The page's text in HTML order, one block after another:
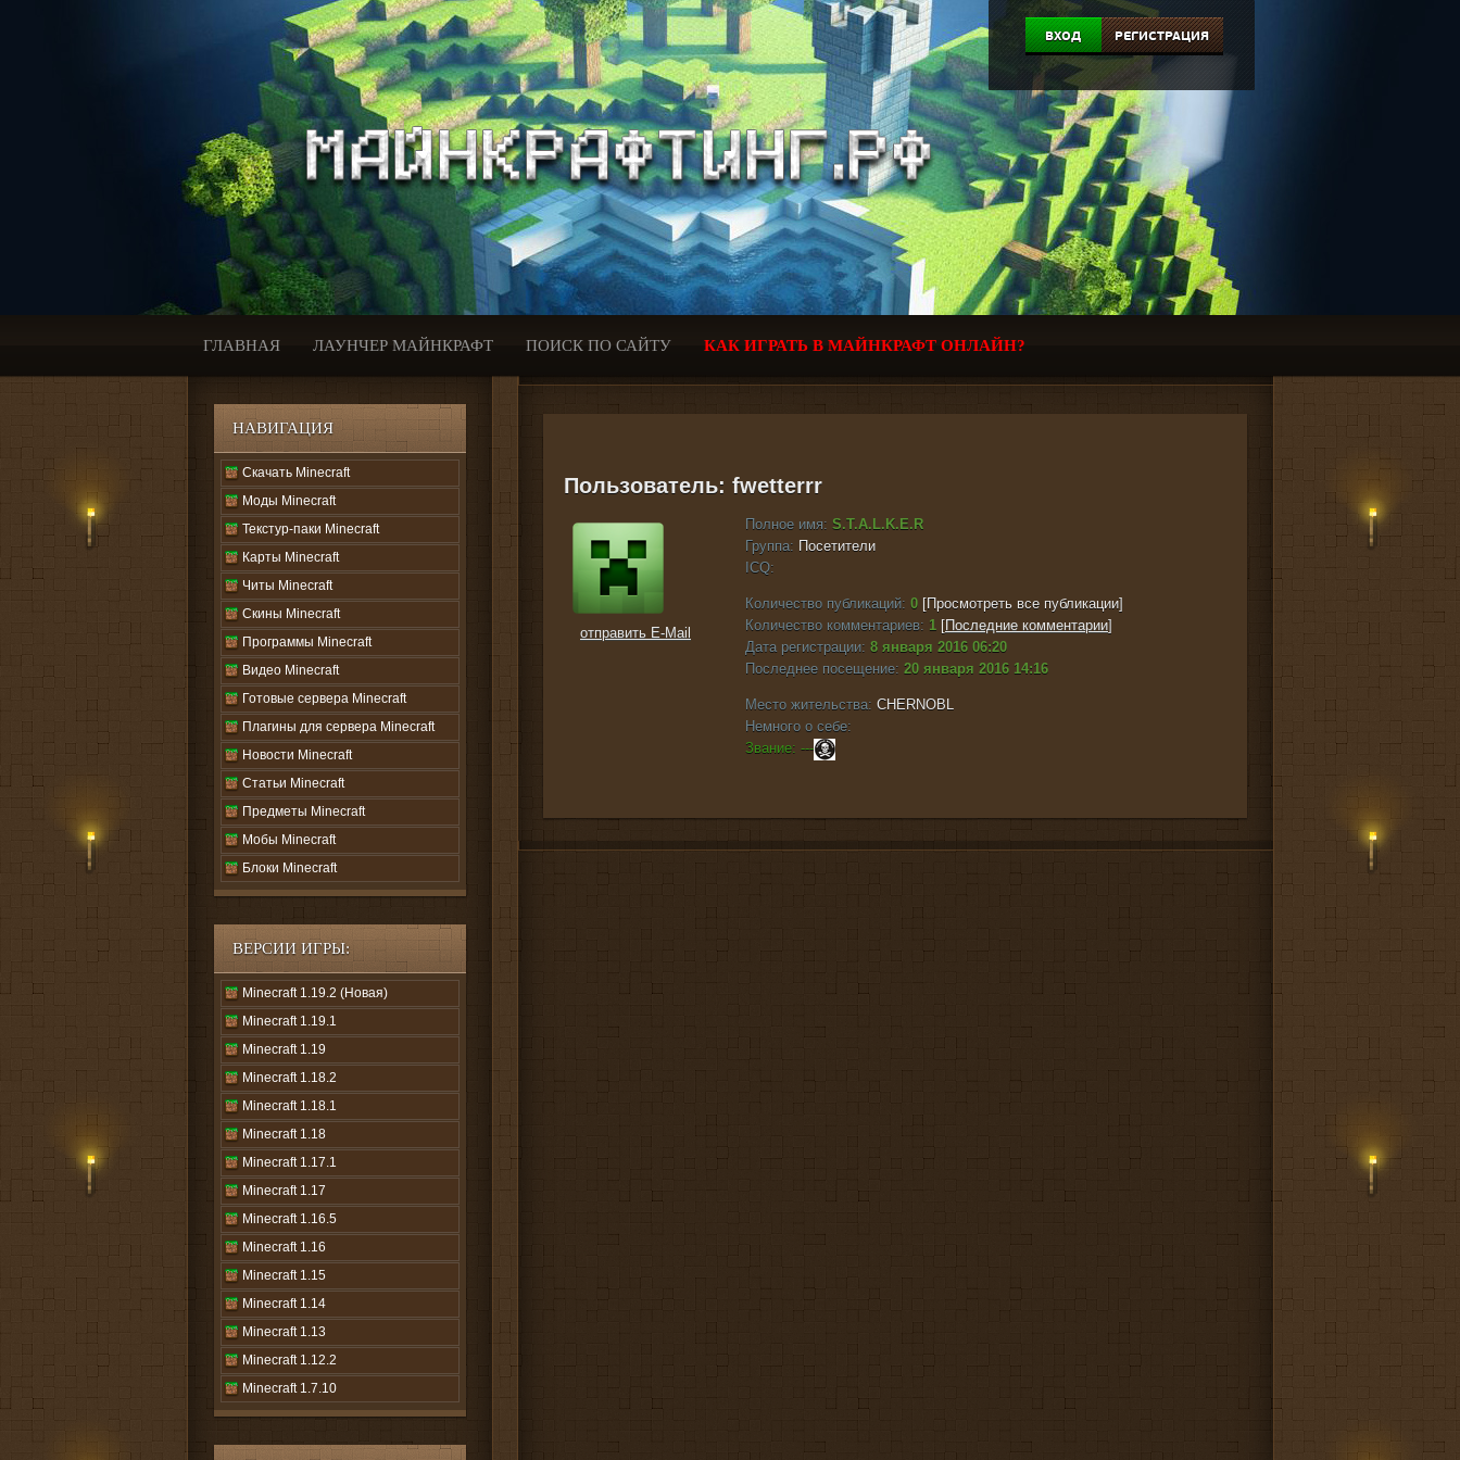
ВХОД РЕГИСТРАЦИЯ
ГЛАВНАЯ ЛАУНЧЕР МАЙНКРАФТ ПОИСК ПО САЙТУ КАК ИГРАТЬ В МАЙНКРАФТ ОНЛАЙН?
НАВИГАЦИЯ
Скачать Minecraft
Моды Minecraft
Текстур-паки Minecraft
Карты Minecraft
Читы Minecraft
Скины Minecraft
Программы Minecraft
Видео Minecraft
Готовые сервера Minecraft
Плагины для сервера Minecraft
Новости Minecraft
Статьи Minecraft
Предметы Minecraft
Мобы Minecraft
Блоки Minecraft
ВЕРСИИ ИГРЫ:
Minecraft 1.19.2 (Новая)
Minecraft 1.19.1
Minecraft 1.19
Minecraft 1.18.2
Minecraft 1.18.1
Minecraft 1.18
Minecraft 1.17.1
Minecraft 1.17
Minecraft 1.16.5
Minecraft 1.16
Minecraft 1.15
Minecraft 1.14
Minecraft 1.13
Minecraft 1.12.2
Minecraft 1.7.10
Пользователь: fwetterrr
отправить E-Mail
Полное имя: S.T.A.L.K.E.R
Группа: Посетители
ICQ:
Количество публикаций: 0 [Просмотреть все публикации]
Количество комментариев: 1 [Последние комментарии]
Дата регистрации: 8 января 2016 06:20
Последнее посещение: 20 января 2016 14:16
Место жительства: CHERNOBL
Немного о себе:
Звание: ---